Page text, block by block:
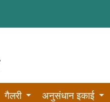
गैलरी अनुसंधान इकाई